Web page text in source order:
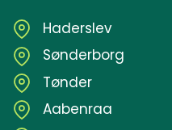
Haderslev
Sønderborg
Tønder
Aabenraa